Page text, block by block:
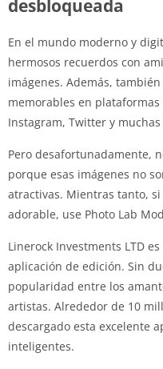
desbloqueada
En el mundo moderno y
hermosos recuerdos con
imágenes. Además,
memorables en plataformas
Instagram, Twitter y muchas
Pero desafortunadamente,
porque esas imágenes no
atractivas. Mientras tanto,
adorable, use Photo Lab
Linerock Investments LTD
aplicación de edición. Sin
popularidad entre los
artistas. Alrededor de 10
descargado esta excelente
inteligentes.